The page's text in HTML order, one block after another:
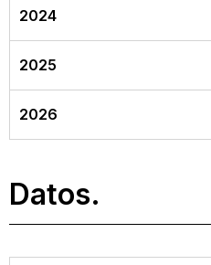
2024
2025
2026
Datos.